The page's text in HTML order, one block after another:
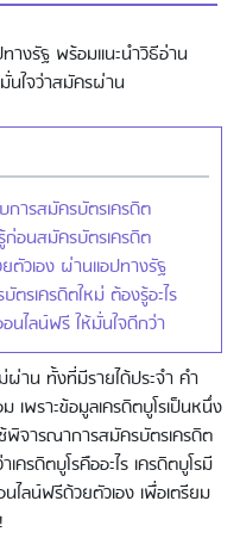
างรัฐ พร้อมแนะนำวิธีอ่าน
นใจว่าสมัครผ่าน
การสมัครบัตรเครดิต
ก่อนสมัครบัตรเครดิต
ตัวเอง ผ่านแอปทางรัฐ
ตรเครดิตใหม่ ต้องรู้อะไร
นไลน์ฟรี ให้มั่นใจดีกว่า
ผ่าน ทั้งที่มีรายได้ประจำ คำ
พราะข้อมูลเครดิตบูโรเป็นหนึ่ง
พิจารณาการสมัครบัตรเครดิต
ครดิตบูโรคืออะไร เครดิตบูโรมี
ไลน์ฟรีด้วยตัวเอง เพื่อเตรียม